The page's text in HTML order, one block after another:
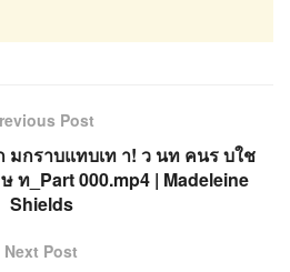
Post
มกราบแทบเท า! ว นท คนร บใช
ท_Part 000.mp4 | Madeleine
Shields
Next Post